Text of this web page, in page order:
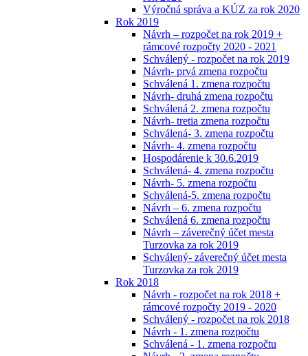
Výročná správa a KÚZ za rok 2020
Rok 2019
Návrh – rozpočet na rok 2019 +
rámcové rozpočty 2020 - 2021
Schválený - rozpočet na rok 2019
Návrh- prvá zmena rozpočtu
Schválená 1. zmena rozpočtu
Návrh- druhá zmena rozpočtu
Schválená 2. zmena rozpočtu
Návrh- tretia zmena rozpočtu
Schválená- 3. zmena rozpočtu
Návrh- 4. zmena rozpočtu
Hospodárenie k 30.6.2019
Schválená- 4. zmena rozpočtu
Návrh- 5. zmena rozpočtu
Schválená-5. zmena rozpočtu
Návrh – 6. zmena rozpočtu
Schválená 6. zmena rozpočtu
Návrh – záverečný účet mesta
Turzovka za rok 2019
Schválený- záverečný účet mesta
Turzovka za rok 2019
Rok 2018
Návrh - rozpočet na rok 2018 +
rámcové rozpočty 2019 - 2020
Schválený - rozpočet na rok 2018
Návrh - 1. zmena rozpočtu
Schválená - 1. zmena rozpočtu